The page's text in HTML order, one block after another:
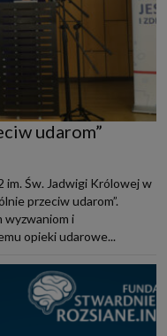
udarom”
im. Św. Jadwigi Królowej w
przeciw udarom”.
wyzwaniom i
opieki udarowe...